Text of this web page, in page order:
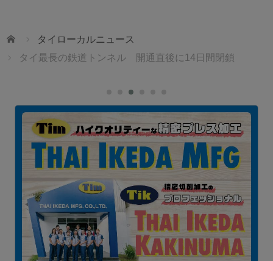
ホーム
タイローカルニュース
タイ最長の鉄道トンネル 開通直後に14日間閉鎖